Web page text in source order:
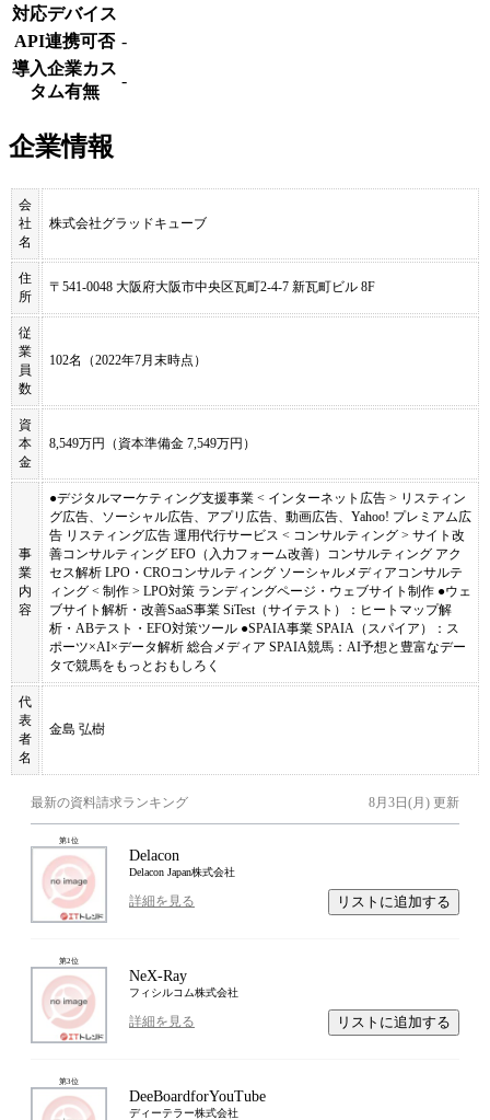
対応デバイス
API連携可否 -
導入企業カス
タム有無
-
企業情報
会
社
名
株式会社グラッドキューブ
住
所
〒541-0048 大阪府大阪市中央区瓦町2-4-7 新瓦町ビル 8F
従
業
員
数
102名（2022年7月末時点）
資
本
金
8,549万円（資本準備金 7,549万円）
事
業
内
容
●デジタルマーケティング支援事業 < インターネット広告 > リスティン
グ広告、ソーシャル広告、アプリ広告、動画広告、Yahoo! プレミアム広
告 リスティング広告 運用代行サービス < コンサルティング > サイト改
善コンサルティング EFO（入力フォーム改善）コンサルティング アク
セス解析 LPO・CROコンサルティング ソーシャルメディアコンサルテ
ィング < 制作 > LPO対策 ランディングページ・ウェブサイト制作 ●ウェ
ブサイト解析・改善SaaS事業 SiTest（サイテスト）：ヒートマップ解
析・ABテスト・EFO対策ツール ●SPAIA事業 SPAIA（スパイア）：ス
ポーツ×AI×データ解析 総合メディア SPAIA競馬：AI予想と豊富なデー
タで競馬をもっとおもしろく
代
表
者
名
金島 弘樹
最新の資料請求ランキング 8月3日(月) 更新
第1位
Delacon
Delacon Japan株式会社
詳細を見る リストに追加する
第2位
NeX-Ray
フィシルコム株式会社
詳細を見る リストに追加する
第3位
DeeBoardforYouTube
ディーテラー株式会社